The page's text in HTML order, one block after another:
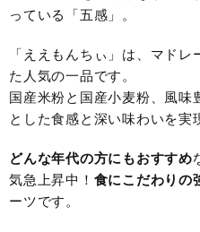
っている「五感」。
「ええもんちぃ」は、マド
た人気の一品です。
国産米粉と国産小麦粉、風味
とした食感と深い味わいを実
どんな年代の方にもおすすめ
気急上昇中！ 食にこだわりの
ーツです。